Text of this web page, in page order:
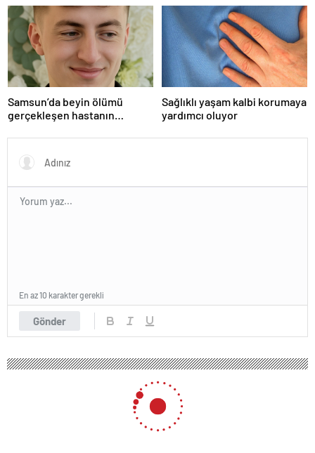
Samsun’da beyin ölümü
gerçekleşen hastanın
Sağlıklı yaşam kalbi korumaya
yardımcı oluyor
Gönder
En az 10 karakter gerekli